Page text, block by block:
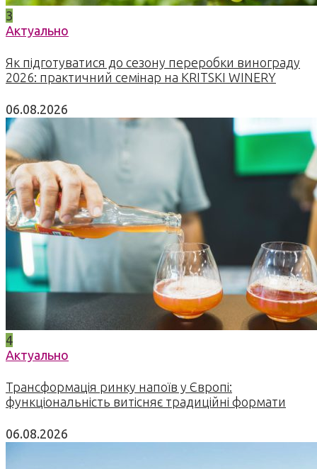
3
Актуально
Як підготуватися до сезону переробки винограду
2026: практичний семінар на KRITSKI WINERY
06.08.2026
4
Актуально
Трансформація ринку напоїв у Європі:
функціональність витісняє традиційні формати
06.08.2026